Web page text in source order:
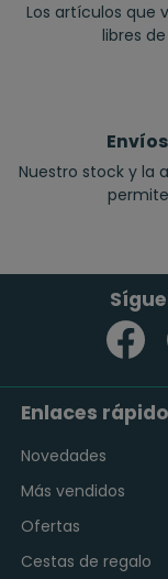
Los artículos que
libres
Nuestro stock y la
Enlaces
Novedades
Más vendidos
Ofertas
Cestas de regalo